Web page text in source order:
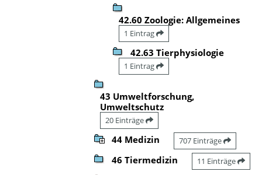
42.60 Zoologie: Allgemeines
1 Eintrag
42.63 Tierphysiologie
1 Eintrag
43 Umweltforschung,
Umweltschutz
20 Einträge
44 Medizin 707 Einträge
46 Tiermedizin 11 Einträge